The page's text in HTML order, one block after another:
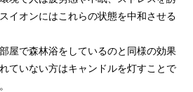
イオンにはこれらの状態を中和させる
屋で森林浴をしているのと同様の効果
ていない方はキャンドルを灯すことで